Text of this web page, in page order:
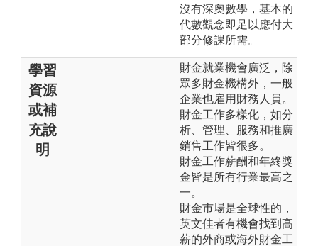
沒有深奧數學，基本的
代數觀念即足以應付大
部分修課所需。
學習
資源
或補
充說
明
財金就業機會廣泛，除
眾多財金機構外，一般
企業也雇用財務人員。
財金工作多樣化，如分
析、管理、服務和推廣
銷售工作皆很多。
財金工作薪酬和年終獎
金皆是所有行業最高之
一。
財金市場是全球性的，
英文佳者有機會找到高
薪的外商或海外財金工